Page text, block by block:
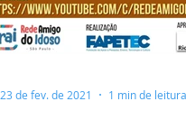
23 de fev. de 2021 1 min de leitura